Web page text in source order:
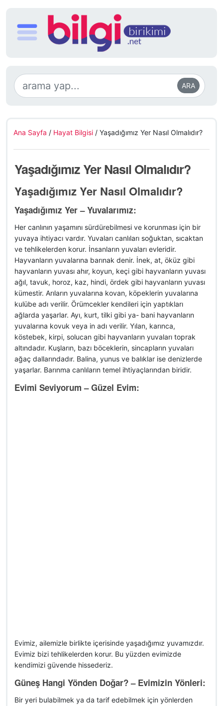
ARA
Ana Sayfa / Hayat Bilgisi / Yaşadığımız Yer Nasıl Olmalıdır?
Yaşadığımız Yer Nasıl Olmalıdır?
Yaşadığımız Yer Nasıl Olmalıdır?
Yaşadığımız Yer – Yuvalarımız:
Her canlının yaşamını sürdürebilmesi ve korunması için bir
yuvaya ihtiyacı vardır. Yuvaları canlıları soğuktan, sıcaktan
ve tehlikelerden korur. İnsanların yuvaları evleridir.
Hayvanların yuvalarına barınak denir. İnek, at, öküz gibi
hayvanların yuvası ahır, koyun, keçi gibi hayvanların yuvası
ağıl, tavuk, horoz, kaz, hindi, ördek gibi hayvanların yuvası
kümestir. Arıların yuvalarına kovan, köpeklerin yuvalarına
kulübe adı verilir. Örümcekler kendileri için yaptıkları
ağlarda yaşarlar. Ayı, kurt, tilki gibi ya- bani hayvanların
yuvalarına kovuk veya in adı verilir. Yılan, karınca,
köstebek, kirpi, solucan gibi hayvanların yuvaları toprak
altındadır. Kuşların, bazı böceklerin, sincapların yuvaları
ağaç dallarındadır. Balina, yunus ve balıklar ise denizlerde
yaşarlar. Barınma canlıların temel ihtiyaçlarından biridir.
Evimi Seviyorum – Güzel Evim:
Evimiz, ailemizle birlikte içerisinde yaşadığımız yuvamızdır.
Evimiz bizi tehlikelerden korur. Bu yüzden evimizde
kendimizi güvende hissederiz.
Güneş Hangi Yönden Doğar? – Evimizin Yönleri:
Bir yeri bulabilmek ya da tarif edebilmek için yönlerden